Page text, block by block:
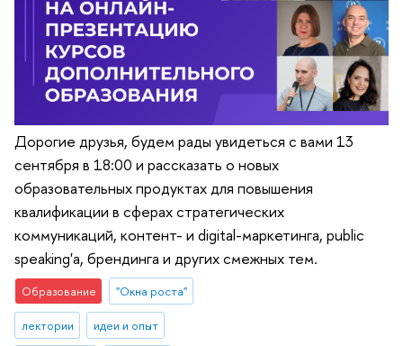
Дорогие друзья, будем рады увидеться с вами 13
сентября в 18:00 и рассказать о новых
образовательных продуктах для повышения
квалификации в сферах стратегических
коммуникаций, контент- и digital-маркетинга, public
speaking'а, брендинга и других смежных тем.
Образование "Окна роста"
лектории идеи и опыт